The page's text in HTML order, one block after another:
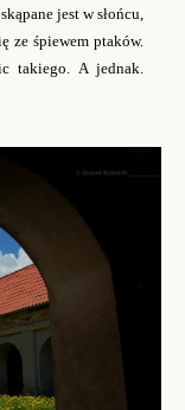
jest w słońcu,
ze śpiewem ptaków.
takiego. A jednak.